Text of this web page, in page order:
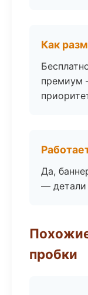
Как
премиум
Да,
— детали
пробки